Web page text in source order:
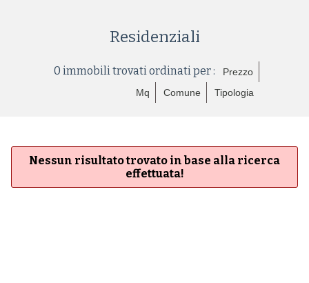
Residenziali
0 immobili trovati ordinati per :
Prezzo
Mq
Comune Tipologia
Nessun risultato trovato in base alla ricerca
effettuata!